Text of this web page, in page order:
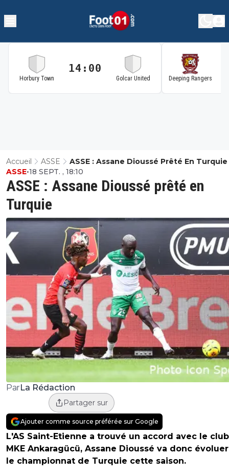
Horbury Town
14:00
Golcar United Deeping Rangers
Accueil ASSE ASSE : Assane Dioussé Prêté En Turquie
ASSE : Assane Dioussé prêté en
Turquie
ASSE•18 SEPT. , 18:10
ParLa Rédaction
Partager sur
Ajouter comme source préférée sur Google
L'AS Saint-Etienne a trouvé un accord avec le
MKE Ankaragücü, Assane Dioussé va donc
le championnat de Turquie cette saison.